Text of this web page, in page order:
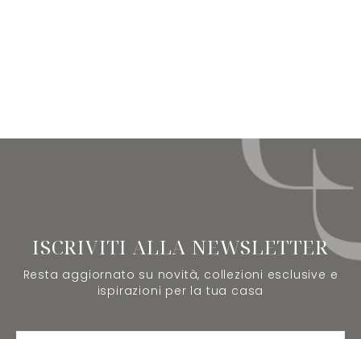
ISCRIVITI ALLA NEWSLETTER
Resta aggiornato su novità, collezioni esclusive e
ispirazioni per la tua casa